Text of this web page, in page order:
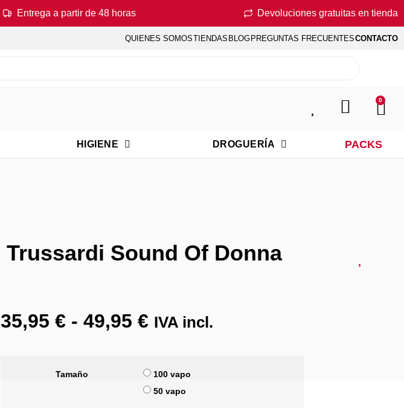
Entrega a partir de 48 horas Devoluciones gratuitas en tienda
QUIENES SOMOSTIENDAS BLOG PREGUNTAS FRECUENTESCONTACTO
0
HIGIENE DROGUERÍA PACKS
Trussardi Sound Of Donna
35,95 € - 49,95 € IVA incl.
Tamaño
100 vapo
50 vapo